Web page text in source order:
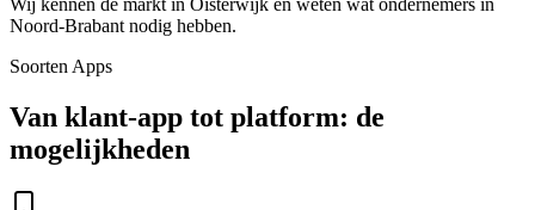
Wij kennen de markt in Oisterwijk en weten wat ondernemers in
Noord-Brabant nodig hebben.
Soorten Apps
Van klant-app tot platform: de
mogelijkheden